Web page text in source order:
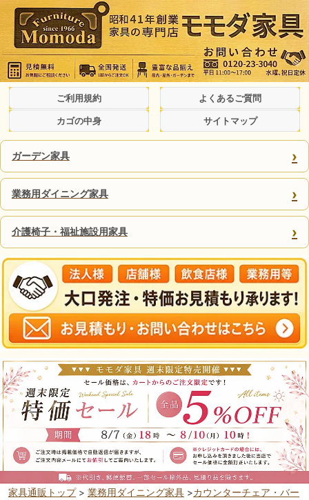
ご利用規約 よくあるご質問
カゴの中身 サイトマップ
ガーデン家具 ›
業務用ダイニング家具 ›
介護椅子・福祉施設用家具 ›
家具通販トップ> 業務用ダイニング家具 >カウンターチェア・バー